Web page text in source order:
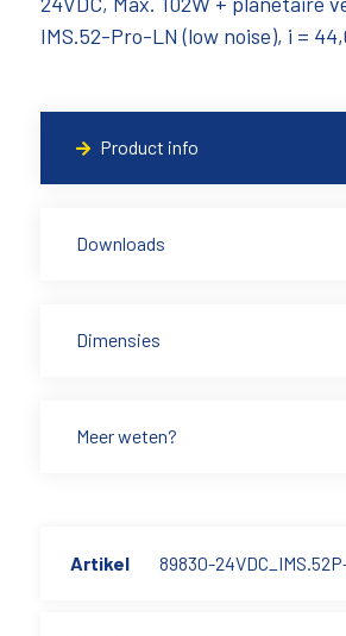
IMS.52-Pro-LN (low noise), i =
Product info
Downloads
Dimensies
Meer weten?
Artikel 89830-